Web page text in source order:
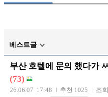
베스트글
부산 호텔에 문의 했다가
(73)
26.06.07 17:48 추천 1025
조